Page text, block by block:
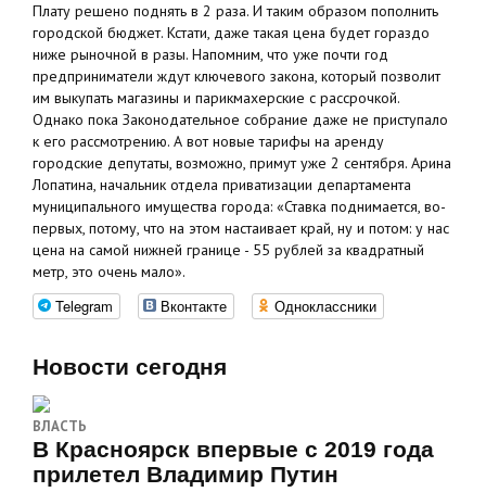
Плату решено поднять в 2 раза. И таким образом пополнить
городской бюджет. Кстати, даже такая цена будет гораздо
ниже рыночной в разы. Напомним, что уже почти год
предприниматели ждут ключевого закона, который позволит
им выкупать магазины и парикмахерские с рассрочкой.
Однако пока Законодательное собрание даже не приступало
к его рассмотрению. А вот новые тарифы на аренду
городские депутаты, возможно, примут уже 2 сентября. Арина
Лопатина, начальник отдела приватизации департамента
муниципального имущества города: «Ставка поднимается, во-
первых, потому, что на этом настаивает край, ну и потом: у нас
цена на самой нижней границе - 55 рублей за квадратный
метр, это очень мало».
Telegram Вконтакте Одноклассники
Новости сегодня
ВЛАСТЬ
В Красноярск впервые с 2019 года
прилетел Владимир Путин